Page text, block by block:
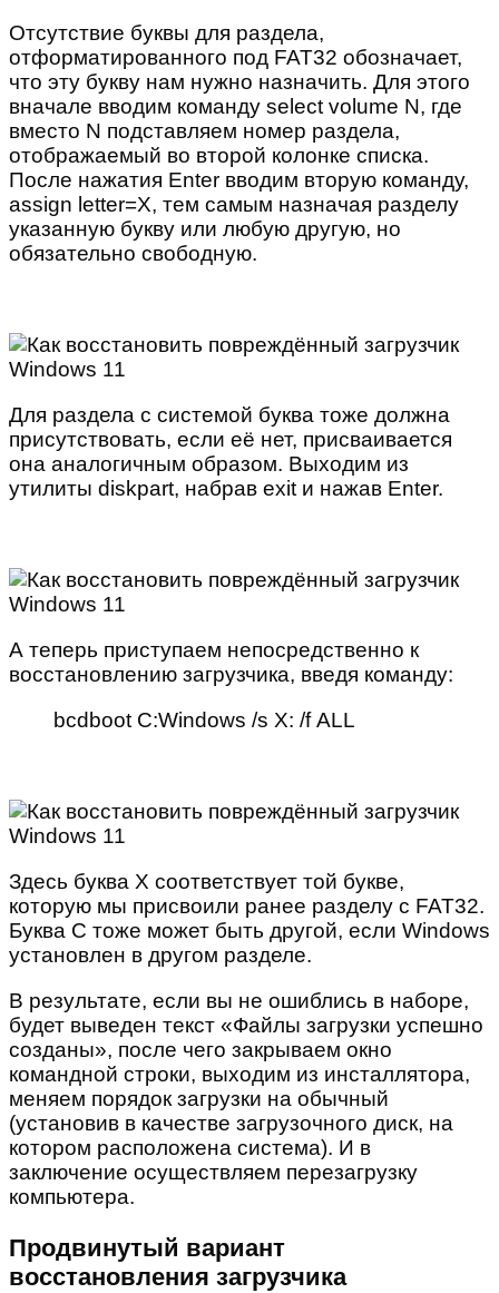
Отсутствие буквы для раздела,
отформатированного под FAT32 обозначает,
что эту букву нам нужно назначить. Для этого
вначале вводим команду select volume N, где
вместо N подставляем номер раздела,
отображаемый во второй колонке списка.
После нажатия Enter вводим вторую команду,
assign letter=X, тем самым назначая разделу
указанную букву или любую другую, но
обязательно свободную.
Для раздела с системой буква тоже должна
присутствовать, если её нет, присваивается
она аналогичным образом. Выходим из
утилиты diskpart, набрав exit и нажав Enter.
А теперь приступаем непосредственно к
восстановлению загрузчика, введя команду:
bcdboot C:Windows /s X: /f ALL
Здесь буква Х соответствует той букве,
которую мы присвоили ранее разделу с FAT32.
Буква С тоже может быть другой, если Windows
установлен в другом разделе.
В результате, если вы не ошиблись в наборе,
будет выведен текст «Файлы загрузки успешно
созданы», после чего закрываем окно
командной строки, выходим из инсталлятора,
меняем порядок загрузки на обычный
(установив в качестве загрузочного диск, на
котором расположена система). И в
заключение осуществляем перезагрузку
компьютера.
Продвинутый вариант
восстановления загрузчика